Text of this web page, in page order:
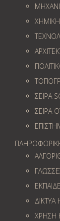
ΣΕΙΡΑ
ΣΕΙΡΑ
ΔΙΚΤΥΑ
ΧΡΗΣΗ